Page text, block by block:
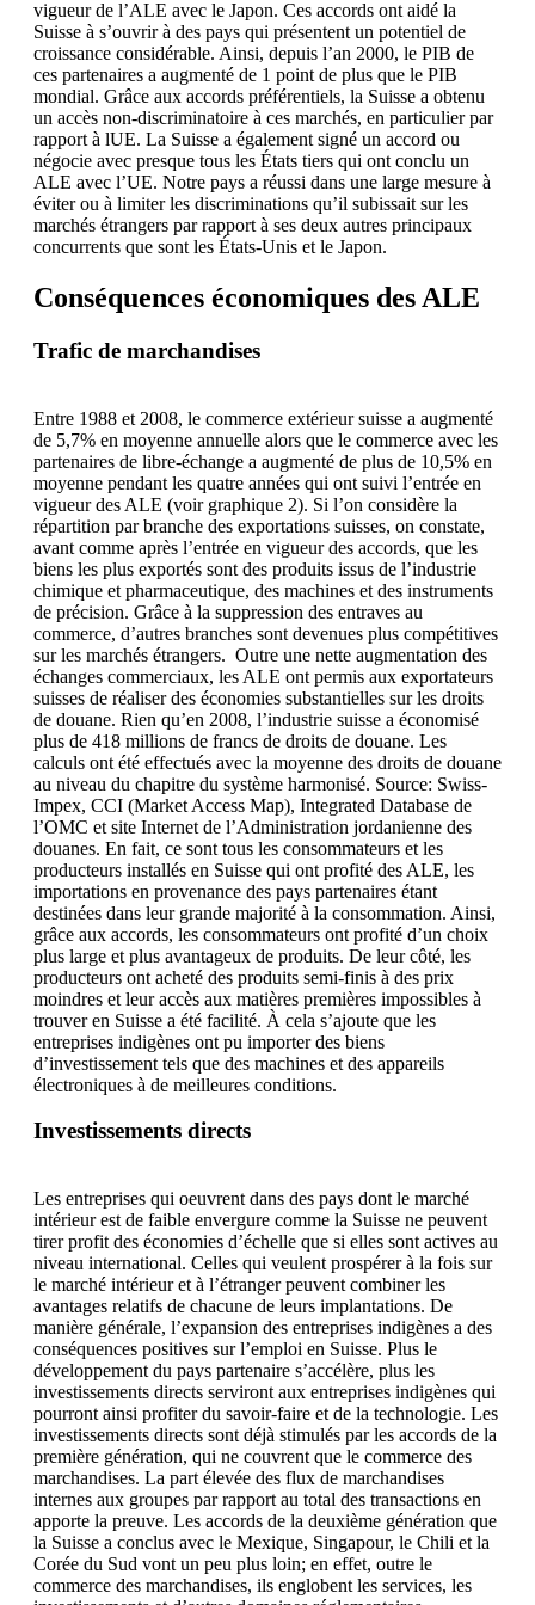
vigueur de l’ALE avec le Japon. Ces accords ont aidé la
Suisse à s’ouvrir à des pays qui présentent un potentiel de
croissance considérable. Ainsi, depuis l’an 2000, le PIB de
ces partenaires a augmenté de 1 point de plus que le PIB
mondial. Grâce aux accords préférentiels, la Suisse a obtenu
un accès non-discriminatoire à ces marchés, en particulier par
rapport à lUE. La Suisse a également signé un accord ou
négocie avec presque tous les États tiers qui ont conclu un
ALE avec l’UE. Notre pays a réussi dans une large mesure à
éviter ou à limiter les discriminations qu’il subissait sur les
marchés étrangers par rapport à ses deux autres principaux
concurrents que sont les États-Unis et le Japon.
Conséquences économiques des ALE
Trafic de marchandises
Entre 1988 et 2008, le commerce extérieur suisse a augmenté
de 5,7% en moyenne annuelle alors que le commerce avec les
partenaires de libre-échange a augmenté de plus de 10,5% en
moyenne pendant les quatre années qui ont suivi l’entrée en
vigueur des ALE (voir graphique 2). Si l’on considère la
répartition par branche des exportations suisses, on constate,
avant comme après l’entrée en vigueur des accords, que les
biens les plus exportés sont des produits issus de l’industrie
chimique et pharmaceutique, des machines et des instruments
de précision. Grâce à la suppression des entraves au
commerce, d’autres branches sont devenues plus compétitives
sur les marchés étrangers. Outre une nette augmentation des
échanges commerciaux, les ALE ont permis aux exportateurs
suisses de réaliser des économies substantielles sur les droits
de douane. Rien qu’en 2008, l’industrie suisse a économisé
plus de 418 millions de francs de droits de douane. Les
calculs ont été effectués avec la moyenne des droits de douane
au niveau du chapitre du système harmonisé. Source: Swiss-
Impex, CCI (Market Access Map), Integrated Database de
l’OMC et site Internet de l’Administration jordanienne des
douanes. En fait, ce sont tous les consommateurs et les
producteurs installés en Suisse qui ont profité des ALE, les
importations en provenance des pays partenaires étant
destinées dans leur grande majorité à la consommation. Ainsi,
grâce aux accords, les consommateurs ont profité d’un choix
plus large et plus avantageux de produits. De leur côté, les
producteurs ont acheté des produits semi-finis à des prix
moindres et leur accès aux matières premières impossibles à
trouver en Suisse a été facilité. À cela s’ajoute que les
entreprises indigènes ont pu importer des biens
d’investissement tels que des machines et des appareils
électroniques à de meilleures conditions.
Investissements directs
Les entreprises qui oeuvrent dans des pays dont le marché
intérieur est de faible envergure comme la Suisse ne peuvent
tirer profit des économies d’échelle que si elles sont actives au
niveau international. Celles qui veulent prospérer à la fois sur
le marché intérieur et à l’étranger peuvent combiner les
avantages relatifs de chacune de leurs implantations. De
manière générale, l’expansion des entreprises indigènes a des
conséquences positives sur l’emploi en Suisse. Plus le
développement du pays partenaire s’accélère, plus les
investissements directs serviront aux entreprises indigènes qui
pourront ainsi profiter du savoir-faire et de la technologie. Les
investissements directs sont déjà stimulés par les accords de la
première génération, qui ne couvrent que le commerce des
marchandises. La part élevée des flux de marchandises
internes aux groupes par rapport au total des transactions en
apporte la preuve. Les accords de la deuxième génération que
la Suisse a conclus avec le Mexique, Singapour, le Chili et la
Corée du Sud vont un peu plus loin; en effet, outre le
commerce des marchandises, ils englobent les services, les